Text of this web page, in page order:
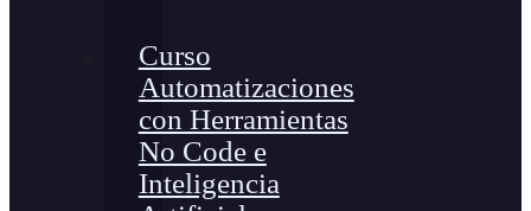
Curso
Automatizaciones
con Herramientas
No Code e
Inteligencia